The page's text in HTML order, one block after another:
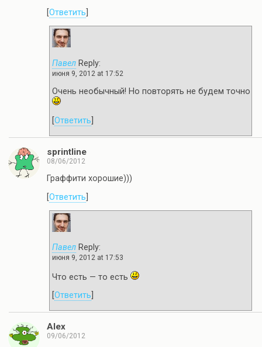
Ответить
Павел Reply:
июня 9, 2012 at 17:52
Очень необычный! Но повторять не будем точно
Ответить
sprintline
08/06/2012
Граффити хорошие)))
Ответить
Павел Reply:
июня 9, 2012 at 17:53
Что есть — то есть
Ответить
Alex
09/06/2012